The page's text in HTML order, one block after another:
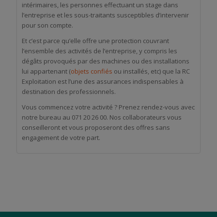
intérimaires, les personnes effectuant un stage dans
l’entreprise et les sous-traitants susceptibles d’intervenir
pour son compte.
Et c’est parce qu’elle offre une protection couvrant
l’ensemble des activités de l’entreprise, y compris les
dégâts provoqués par des machines ou des installations
lui appartenant (objets confiés ou installés, etc) que la RC
Exploitation est l’une des assurances indispensables à
destination des professionnels.
Vous commencez votre activité ? Prenez rendez-vous avec
notre bureau au 071 20 26 00. Nos collaborateurs vous
conseilleront et vous proposeront des offres sans
engagement de votre part.